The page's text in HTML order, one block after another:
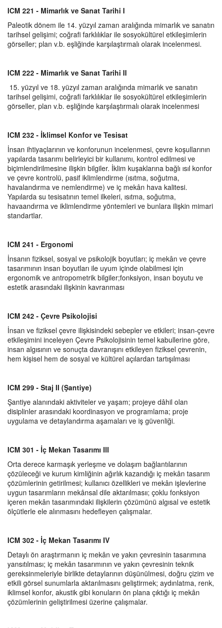
ICM 221 - Mimarlık ve Sanat Tarihi I
Paleotik dönem ile 14. yüzyıl zaman aralığında mimarlık ve sanatın
tarihsel gelişimi; coğrafi farklılıklar ile sosyokültürel etkileşimlerin
görseller; plan v.b. eşliğinde karşılaştırmalı olarak incelenmesi.
ICM 222 - Mimarlık ve Sanat Tarihi II
15. yüzyıl ve 18. yüzyıl zaman aralığında mimarlık ve sanatın
tarihsel gelişimi, coğrafi farklılıklar ile sosyokültürel etkileşimlerin
görseller, plan v.b. eşliğinde karşılaştırmalı olarak incelenmesi
ICM 232 - İklimsel Konfor ve Tesisat
İnsan ihtiyaçlarının ve konforunun incelenmesi, çevre koşullarının
yapılarda tasarımı belirleyici bir kullanımı, kontrol edilmesi ve
biçimlendirilmesine ilişkin bilgiler. İklim kuşaklarına bağlı ısıl konfor
ve çevre kontrolü, pasif iklimlendirme (ısıtma, soğutma,
havalandırma ve nemlendirme) ve iç mekân hava kalitesi.
Yapılarda su tesisatının temel ilkeleri, ısıtma, soğutma,
havaandırma ve iklimlendirme yöntemleri ve bunlara ilişkin mimari
standartlar.
ICM 241 - Ergonomi
İnsanın fiziksel, sosyal ve psikolojik boyutları; iç mekân ve çevre
tasarımının insan boyutları ile uyum içinde olabilmesi için
ergonomik ve antropometrik bilgiler;fonksiyon, insan boyutu ve
estetik arasındaki ilişkinin kavranması
ICM 242 - Çevre Psikolojisi
İnsan ve fiziksel çevre ilişkisindeki sebepler ve etkileri; insan-çevre
etkileşimini inceleyen Çevre Psikolojisinin temel kabullerine göre,
insan algısının ve sonuçta davranışını etkileyen fiziksel çevrenin,
hem kişisel hem de sosyal ve kültürel açılardan tartışılması
ICM 299 - Staj II (Şantiye)
Şantiye alanındaki aktiviteler ve yaşam; projeye dâhil olan
disiplinler arasındaki koordinasyon ve programlama; proje
uygulama ve detaylandırma aşamaları ve iş güvenliği.
ICM 301 - İç Mekan Tasarımı III
Orta derece karmaşık yerleşme ve dolaşım bağlantılarının
çözüleceği ve kurum kimliğinin ağırlık kazandığı iç mekân tasarım
çözümlerinin getirilmesi; kullanıcı özellikleri ve mekân işlevlerine
uygun tasarımların mekânsal dile aktarılmasıı; çoklu fonksiyon
içeren mekân tasarımındaki ilişkilerin çözümünü algısal ve estetik
ölçütlerle ele alınmasını hedefleyen çalışmalar.
ICM 302 - İç Mekan Tasarımı IV
Detaylı ön araştırmanın iç mekân ve yakın çevresinin tasarımına
yansıtılması; iç mekân tasarımının ve yakın çevresinin teknik
gereksinmeleriyle birlikte detaylarının düşünülmesi, doğru çizim ve
etkili görsel sunumlarla aktarılmasını geliştirmek; aydınlatma, renk,
iklimsel konfor, akustik gibi konuların ön plana çıktığı iç mekân
çözümlerinin geliştirilmesi üzerine çalışmalar.